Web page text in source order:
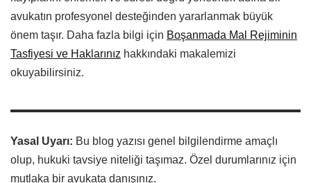
avukatın profesyonel desteğinden yararlanmak büyük
önem taşır. Daha fazla bilgi için Boşanmada Mal Rejiminin
Tasfiyesi ve Haklarınız hakkındaki makalemizi
okuyabilirsiniz.
Yasal Uyarı: Bu blog yazısı genel bilgilendirme amaçlı
olup, hukuki tavsiye niteliği taşımaz. Özel durumlarınız için
mutlaka bir avukata danışınız.